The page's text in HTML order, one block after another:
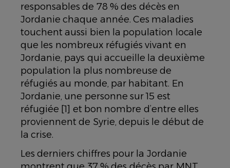
responsables de 78 % des décès en
Jordanie chaque année. Ces maladies
touchent aussi bien la population locale
que les nombreux réfugiés vivant en
Jordanie, pays qui accueille la deuxième
population la plus nombreuse de
réfugiés au monde, par habitant. En
Jordanie, une personne sur 15 est
réfugiée [1] et bon nombre d’entre elles
proviennent de Syrie, depuis le début de
la crise.
Les derniers chiffres pour la Jordanie